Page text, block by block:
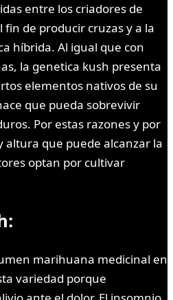
entre los criadores de
fin de producir cruzas y a la
híbrida. Al igual que con
la genetica kush presenta
elementos nativos de su
que pueda sobrevivir
Por estas razones y por
altura que puede alcanzar la
optan por cultivar
marihuana medicinal en
variedad porque